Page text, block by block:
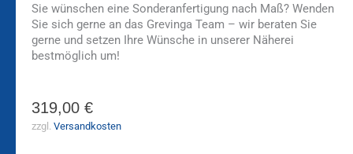
Sie wünschen eine Sonderanfertigung nach Maß? Wenden
Sie sich gerne an das Grevinga Team – wir beraten Sie
gerne und setzen Ihre Wünsche in unserer Näherei
bestmöglich um!
319,00 €
zzgl. Versandkosten